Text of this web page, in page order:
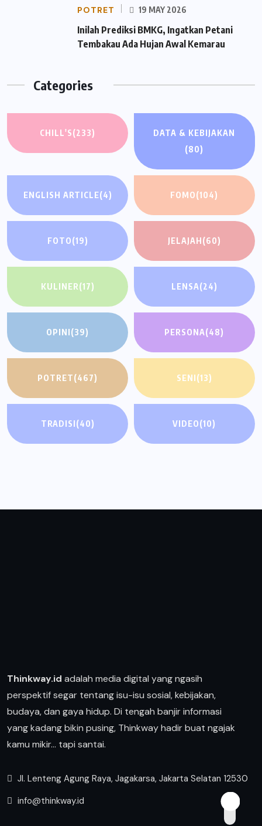
POTRET 19 MAY 2026
Inilah Prediksi BMKG, Ingatkan Petani
Tembakau Ada Hujan Awal Kemarau
Categories
CHILL'S(233)
DATA & KEBIJAKAN
(80)
ENGLISH ARTICLE(4) FOMO(104)
FOTO(19) JELAJAH(60)
KULINER(17) LENSA(24)
OPINI(39) PERSONA(48)
POTRET(467) SENI(13)
TRADISI(40) VIDEO(10)
Thinkway.id adalah media digital yang ngasih
perspektif segar tentang isu-isu sosial, kebijakan,
budaya, dan gaya hidup. Di tengah banjir informasi
yang kadang bikin pusing, Thinkway hadir buat ngajak
kamu mikir… tapi santai.
Jl. Lenteng Agung Raya, Jagakarsa, Jakarta Selatan 12530
info@thinkway.id